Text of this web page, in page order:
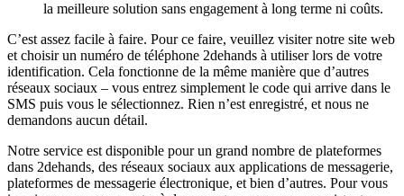
la meilleure solution sans engagement à long terme ni coûts.
C’est assez facile à faire. Pour ce faire, veuillez visiter notre site web
et choisir un numéro de téléphone 2dehands à utiliser lors de votre
identification. Cela fonctionne de la même manière que d’autres
réseaux sociaux – vous entrez simplement le code qui arrive dans le
SMS puis vous le sélectionnez. Rien n’est enregistré, et nous ne
demandons aucun détail.
Notre service est disponible pour un grand nombre de plateformes
dans 2dehands, des réseaux sociaux aux applications de messagerie,
plateformes de messagerie électronique, et bien d’autres. Pour vous